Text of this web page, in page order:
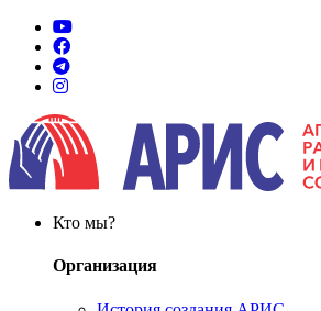
Кто мы?
Организация